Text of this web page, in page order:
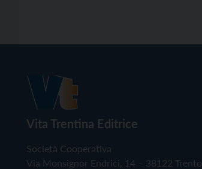
Vita Trentina Editrice
Società Cooperativa
Via Monsignor Endrici, 14 – 38122 Trento